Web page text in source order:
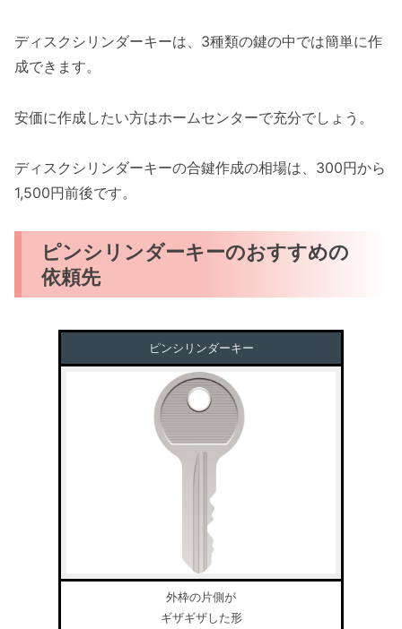
ディスクシリンダーキーは、3種類の鍵の中では簡単に作
成できます。
安価に作成したい方はホームセンターで充分でしょう。
ディスクシリンダーキーの合鍵作成の相場は、300円から
1,500円前後です。
ピンシリンダーキーのおすすめの
依頼先
ピンシリンダーキー
外枠の片側が
ギザギザした形